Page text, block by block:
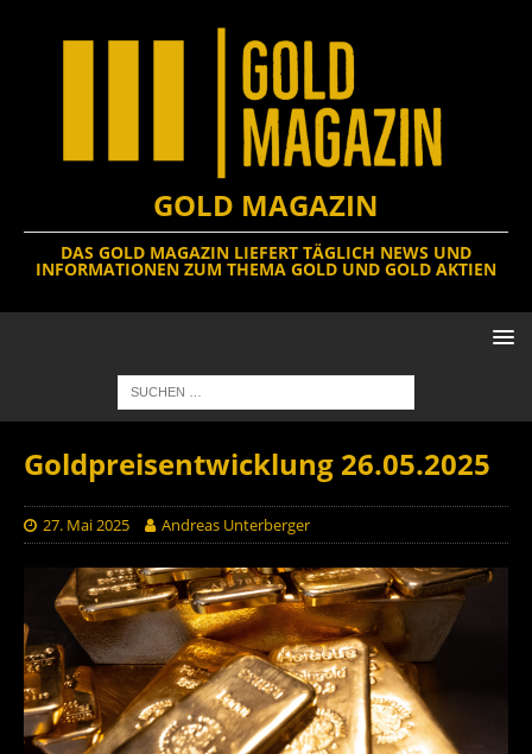
GOLD MAGAZIN
DAS GOLD MAGAZIN LIEFERT TÄGLICH NEWS UND
INFORMATIONEN ZUM THEMA GOLD UND GOLD AKTIEN
Goldpreisentwicklung 26.05.2025
27. Mai 2025 Andreas Unterberger